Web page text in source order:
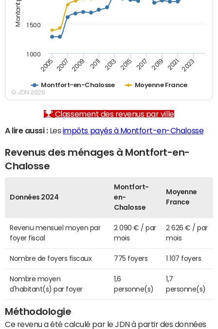
Montfort-en-Chalosse Moyenne France
2005 2007 2009 2011 2013 2015 2017 2019 2021 2023
1 000
1 500
© JDN 2026
Classement des revenus par ville
A lire aussi :Les impôts payés à Montfort-en-Chalosse
Revenus des ménages à Montfort-en-
Chalosse
Données 2024
Montfort-
en-
Chalosse
Moyenne
France
Revenu mensuel moyen par
foyer fiscal
2 090 € / par
mois
2 626 € / par
mois
Nombre de foyers fiscaux 775 foyers 1 107 foyers
Nombre moyen
d'habitant(s) par foyer
1,6
personne(s)
1,7
personne(s)
Méthodologie
Ce revenu a été calculé par le JDN à partir des données